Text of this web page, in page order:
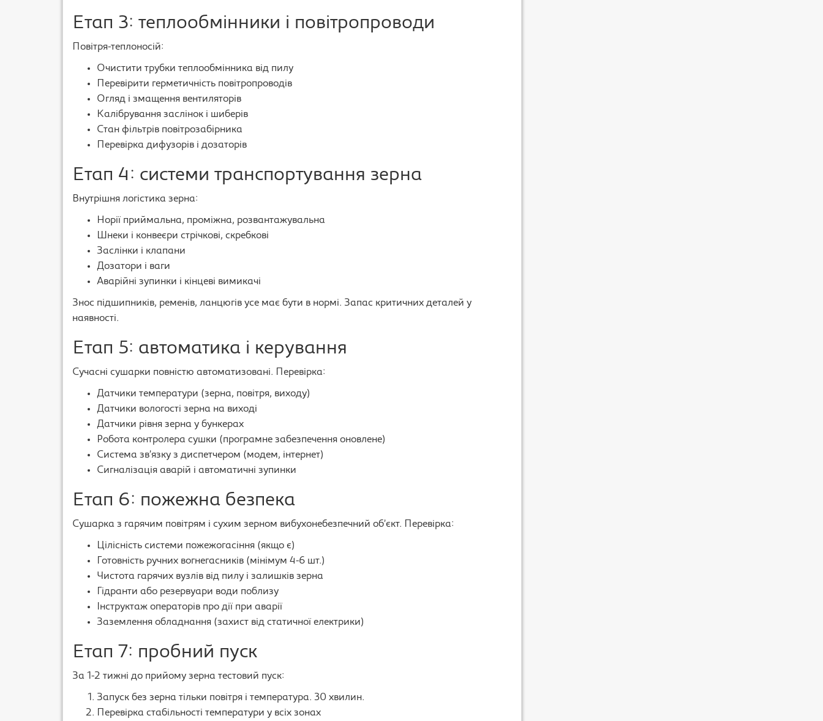
Етап 3: теплообмінники і повітропроводи
Повітря-теплоносій:
Очистити трубки теплообмінника від пилу
Перевірити герметичність повітропроводів
Огляд і змащення вентиляторів
Калібрування заслінок і шиберів
Стан фільтрів повітрозабірника
Перевірка дифузорів і дозаторів
Етап 4: системи транспортування зерна
Внутрішня логістика зерна:
Норії приймальна, проміжна, розвантажувальна
Шнеки і конвеєри стрічкові, скребкові
Заслінки і клапани
Дозатори і ваги
Аварійні зупинки і кінцеві вимикачі
Знос підшипників, ременів, ланцюгів усе має бути в нормі. Запас критичних деталей у
наявності.
Етап 5: автоматика і керування
Сучасні сушарки повністю автоматизовані. Перевірка:
Датчики температури (зерна, повітря, виходу)
Датчики вологості зерна на виході
Датчики рівня зерна у бункерах
Робота контролера сушки (програмне забезпечення оновлене)
Система зв’язку з диспетчером (модем, інтернет)
Сигналізація аварій і автоматичні зупинки
Етап 6: пожежна безпека
Сушарка з гарячим повітрям і сухим зерном вибухонебезпечний об’єкт. Перевірка:
Цілісність системи пожежогасіння (якщо є)
Готовність ручних вогнегасників (мінімум 4-6 шт.)
Чистота гарячих вузлів від пилу і залишків зерна
Гідранти або резервуари води поблизу
Інструктаж операторів про дії при аварії
Заземлення обладнання (захист від статичної електрики)
Етап 7: пробний пуск
За 1-2 тижні до прийому зерна тестовий пуск:
Запуск без зерна тільки повітря і температура. 30 хвилин.
Перевірка стабільності температури у всіх зонах